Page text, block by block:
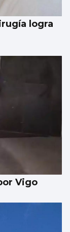
logra
Vigo